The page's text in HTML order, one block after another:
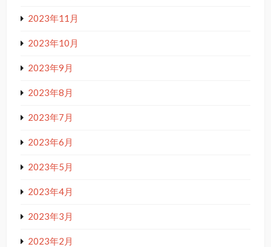
2023年11月
2023年10月
2023年9月
2023年8月
2023年7月
2023年6月
2023年5月
2023年4月
2023年3月
2023年2月